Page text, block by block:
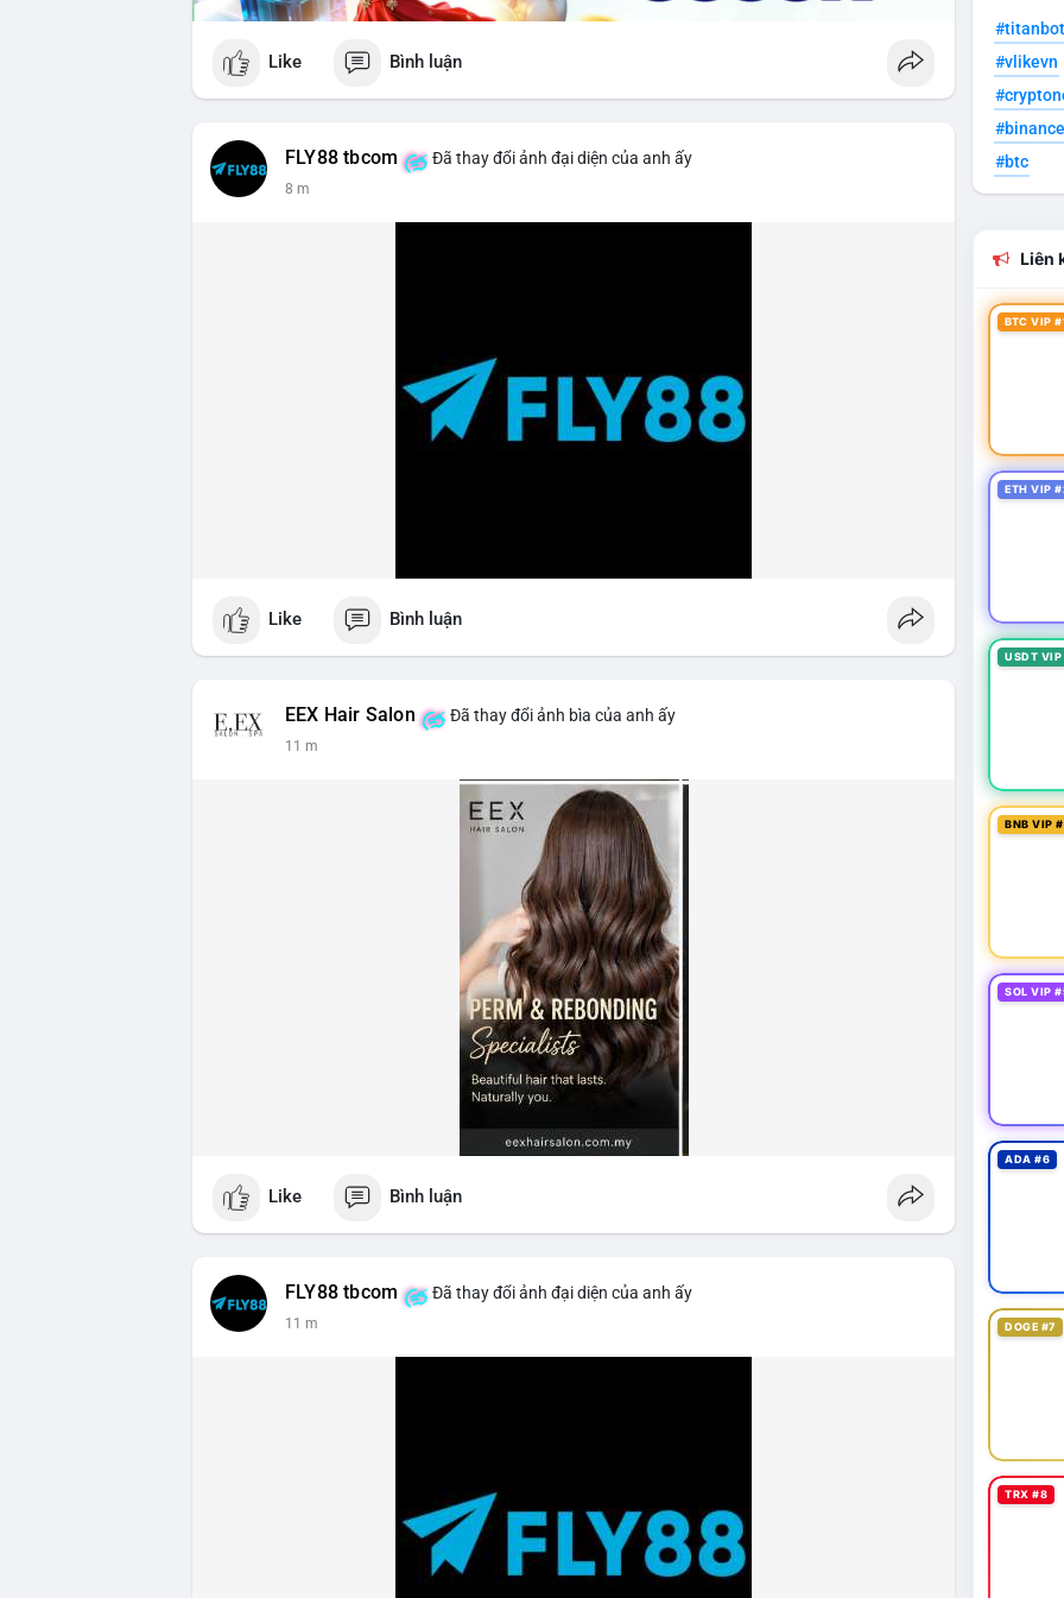
Like Bình luận
FLY88 tbcom Đã thay đổi ảnh đại diện của anh ấy
9 m
Like Bình luận
EEX Hair Salon Đã thay đổi ảnh bìa của anh ấy
11 m
Like Bình luận
FLY88 tbcom Đã thay đổi ảnh đại diện của anh ấy
11 m
#titanbot
#vlikevn
#btc
Liên
BTC VIP
ETH VIP
USDT
BNB VIP
SOL VIP
ADA #6
DOGE #7
TRX #8